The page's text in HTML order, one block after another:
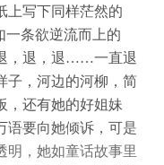
上写下同样茫然的
一条欲逆流而上的
，退，退……一直退
子，河边的河柳，简
，还有她的好姐妹
要向她倾诉，可是
明，她如童话故事里